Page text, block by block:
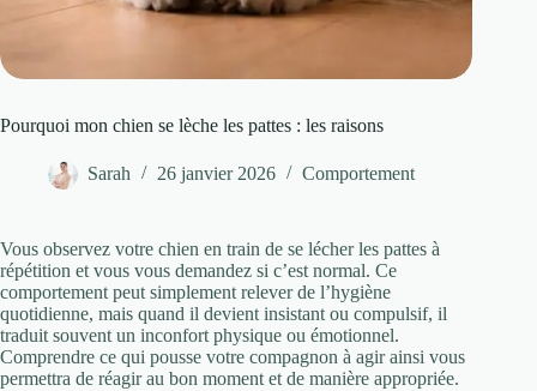
Pourquoi mon chien se lèche les pattes : les raisons
Sarah 26 janvier 2026 Comportement
Vous observez votre chien en train de se lécher les pattes à
répétition et vous vous demandez si c’est normal. Ce
comportement peut simplement relever de l’hygiène
quotidienne, mais quand il devient insistant ou compulsif, il
traduit souvent un inconfort physique ou émotionnel.
Comprendre ce qui pousse votre compagnon à agir ainsi vous
permettra de réagir au bon moment et de manière appropriée.